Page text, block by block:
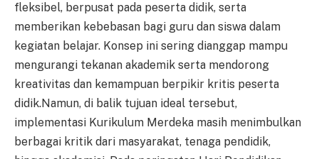
fleksibel, berpusat pada peserta didik, serta
memberikan kebebasan bagi guru dan siswa dalam
kegiatan belajar. Konsep ini sering dianggap mampu
mengurangi tekanan akademik serta mendorong
kreativitas dan kemampuan berpikir kritis peserta
didik.Namun, di balik tujuan ideal tersebut,
implementasi Kurikulum Merdeka masih menimbulkan
berbagai kritik dari masyarakat, tenaga pendidik,